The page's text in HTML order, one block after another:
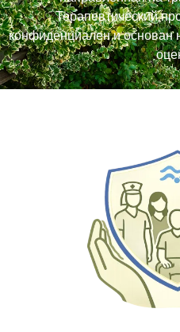
Терапевтический
конфиденциален и основан